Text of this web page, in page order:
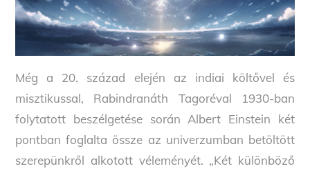
Még a 20. század elején az indiai költővel és
misztikussal, Rabindranáth Tagoréval 1930-ban
folytatott beszélgetése során Albert Einstein két
pontban foglalta össze az univerzumban betöltött
szerepünkről alkotott véleményét. „Két különböző